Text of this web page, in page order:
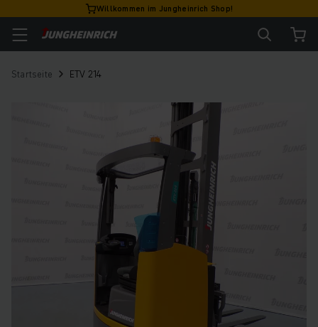
Willkommen im Jungheinrich Shop!
Startseite ETV 214